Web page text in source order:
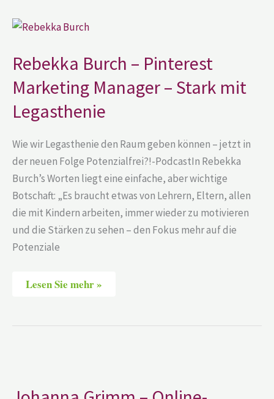
Rebekka Burch – Pinterest
Marketing Manager – Stark mit
Legasthenie
Wie wir Legasthenie den Raum geben können – jetzt in
der neuen Folge Potenzialfrei?!-PodcastIn Rebekka
Burch’s Worten liegt eine einfache, aber wichtige
Botschaft: „Es braucht etwas von Lehrern, Eltern, allen
die mit Kindern arbeiten, immer wieder zu motivieren
und die Stärken zu sehen – den Fokus mehr auf die
Potenziale
Rebekka
Burch
Pinterest
Marketing
Manager
–
Stark
mit
Legasthenie
Lesen Sie mehr »
Online-